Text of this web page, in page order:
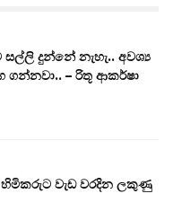
දුන්නේ නැහැ.. අවශ්‍ය
ගන්නවා.. – රිතූ ආකර්ෂා
හිමිකරුට වැඩ වරදින ලකුණු